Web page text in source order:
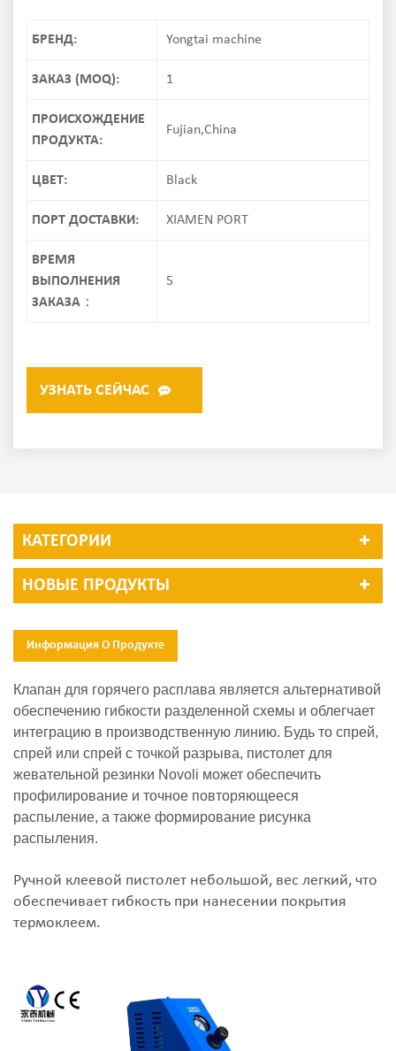
БРЕНД: Yongtai machine
ЗАКАЗ (MOQ): 1
ПРОИСХОЖДЕНИЕ
ПРОДУКТА:
Fujian,China
ЦВЕТ: Black
ПОРТ ДОСТАВКИ: XIAMEN PORT
ВРЕМЯ
ВЫПОЛНЕНИЯ
ЗАКАЗА：
5
УЗНАТЬ СЕЙЧАС
КАТЕГОРИИ
НОВЫЕ ПРОДУКТЫ
Информация О Продукте
Клапан для горячего расплава является альтернативой
обеспечению гибкости разделенной схемы и облегчает
интеграцию в производственную линию. Будь то спрей,
спрей или спрей с точкой разрыва, пистолет для
жевательной резинки Novoli может обеспечить
профилирование и точное повторяющееся
распыление, а также формирование рисунка
распыления.
Ручной клеевой пистолет небольшой, вес легкий, что
обеспечивает гибкость при нанесении покрытия
термоклеем.